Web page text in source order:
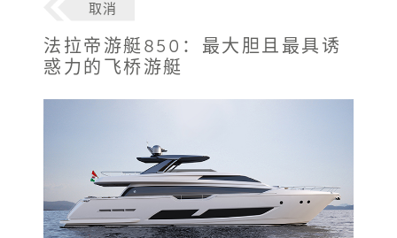
取消
法拉帝游艇850：最大胆且最具诱
惑力的飞桥游艇